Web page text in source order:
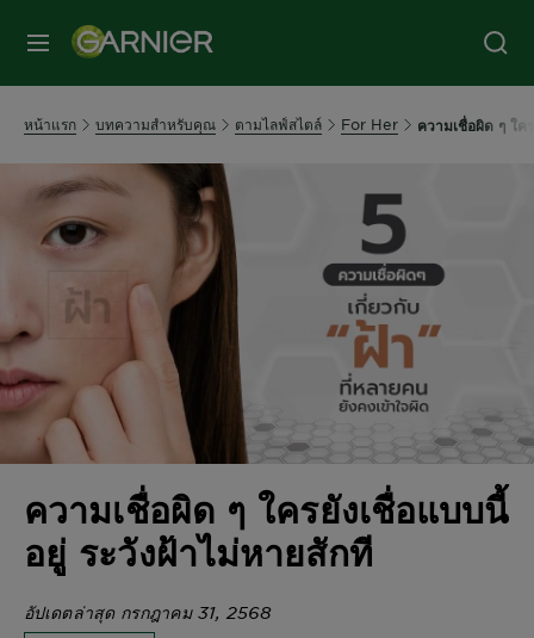
หน้าแรก บทความสำหรับคุณ ตามไลฟ์สไตล์ For Her ความเชื่อผิด ๆ ใค
ความเชื่อผิด ๆ ใครยังเชื่อแบบนี้
อยู่ ระวังฝ้าไม่หายสักที
อัปเดตล่าสุด กรกฎาคม 31, 2568